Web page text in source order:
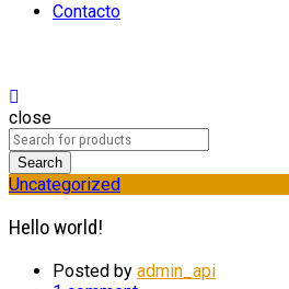
Contacto
close
Search
Uncategorized
Hello world!
Posted by admin_api